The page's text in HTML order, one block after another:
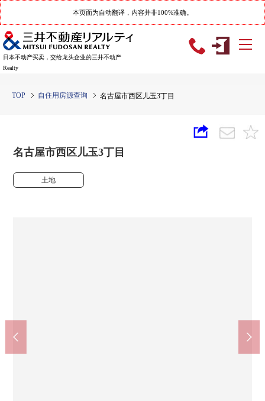
本页面为自动翻译，内容并非100%准确。
日本不动产买卖，交给龙头企业的三井不动产
Realty
TOP 自住用房源查询 名古屋市西区儿玉3丁目
名古屋市西区儿玉3丁目
土地